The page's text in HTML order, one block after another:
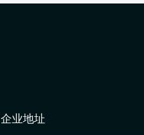
企业地址